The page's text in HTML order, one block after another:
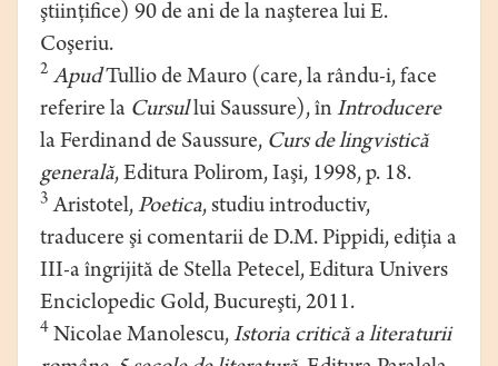
ştiinţifice) 90 de ani de la naşterea lui E.
Coşeriu.
2 ApudTullio de Mauro (care, la rându-i, face
referire la Cursullui Saussure), în Introducere
la Ferdinand de Saussure, Curs de lingvistică
generală, Editura Polirom, Iaşi, 1998, p. 18.
3 Aristotel,Poetica, studiu introductiv,
traducere şi comentarii de D.M. Pippidi, ediţia a
III-a îngrijită de Stella Petecel, Editura Univers
Enciclopedic Gold, Bucureşti, 2011.
4 Nicolae Manolescu,Istoria critică a literaturii